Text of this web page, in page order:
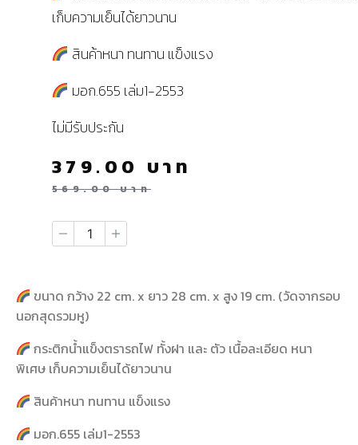
เก็บความเย็นได้ยาวนาน
สินค้าหนา ทนทาน แข็งแรง
มอก.655 เล่ม1-2553
ไม่มีรับประกัน
569.00บาท
379.00 บาท
ขนาด กว้าง 22 cm. x ยาว 28 cm. x สูง 19 cm. (วัดจากรอบ
นอกสุดรวมหู)
กระติกน้ำแข็งตรารถไฟ ทั้งฝา และ ตัว เนื้อละเอียด หนา
พิเศษ เก็บความเย็นได้ยาวนาน
สินค้าหนา ทนทาน แข็งแรง
มอก.655 เล่ม1-2553